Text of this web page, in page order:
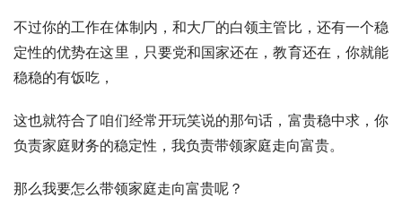
不过你的工作在体制内，和大厂的白领主管比，还有一个稳
定性的优势在这里，只要党和国家还在，教育还在，你就能
稳稳的有饭吃，
这也就符合了咱们经常开玩笑说的那句话，富贵稳中求，你
负责家庭财务的稳定性，我负责带领家庭走向富贵。
那么我要怎么带领家庭走向富贵呢？